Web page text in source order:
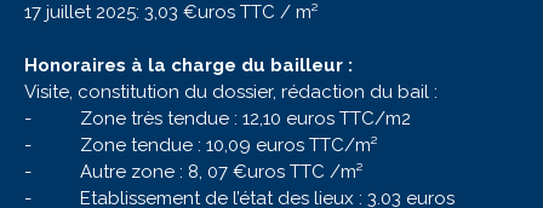
17 juillet 2025: 3,03 €uros TTC / m²
Honoraires à la charge du bailleur :
Visite, constitution du dossier, rédaction du bail :
- Zone très tendue : 12,10 euros TTC/m2
- Zone tendue : 10,09 euros TTC/m²
- Autre zone : 8, 07 €uros TTC /m²
- Etablissement de l’état des lieux : 3.03 euros